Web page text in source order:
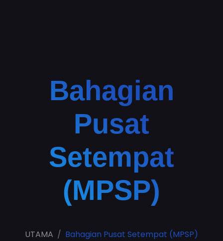
Bahagian
Pusat
Setempat
(MPSP)
UTAMA Bahagian Pusat Setempat (MPSP)